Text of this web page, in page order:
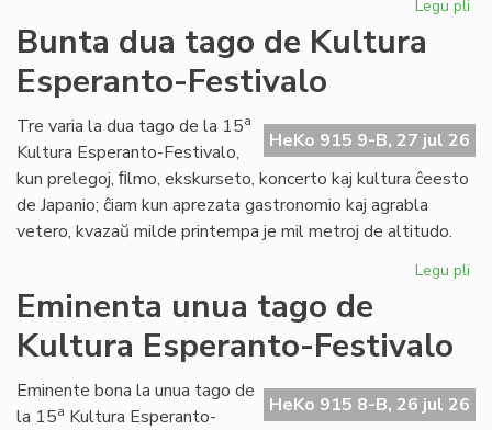
Legu pli
de
Bunta dua tago de Kultura
Esperanto-Festivalo
HeKo 915 9-B, 27 jul 26
Tre varia la dua tago de la 15a
Kultura Esperanto-Festivalo,
kun prelegoj, ﬁlmo, ekskurseto, koncerto kaj kultura ĉeesto
de Japanio; ĉiam kun aprezata gastronomio kaj agrabla
vetero, kvazaŭ milde printempa je mil metroj de altitudo.
Legu pli
Eminenta unua tago de
Kultura Esperanto-Festivalo
HeKo 915 8-B, 26 jul 26
Eminente bona la unua tago de
la 15a Kultura Esperanto-